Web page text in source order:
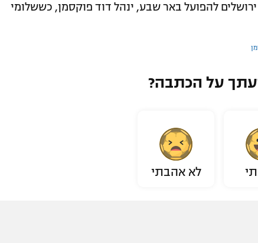
20:30) בין בית"ר ירושלים להפועל באר שבע, ינהל דוד פוקסמן, כששלומי
על הכתבה?
לא אהבתי